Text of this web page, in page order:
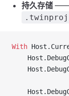
持久存储
.twinproj
With